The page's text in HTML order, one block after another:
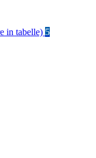
in tabelle) 5